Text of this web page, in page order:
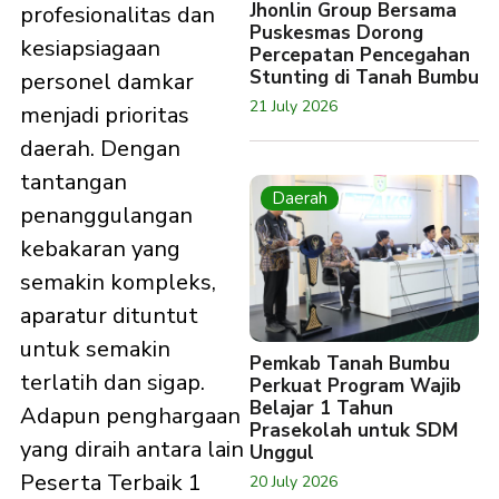
profesionalitas dan
kesiapsiagaan
personel damkar
menjadi prioritas
daerah. Dengan
tantangan
penanggulangan
kebakaran yang
semakin kompleks,
aparatur dituntut
untuk semakin
terlatih dan sigap.
Adapun penghargaan
yang diraih antara lain
Peserta Terbaik 1
Jhonlin Group Bersama
Puskesmas Dorong
Percepatan Pencegahan
Stunting di Tanah Bumbu
21 July 2026
Daerah
Pemkab Tanah Bumbu
Perkuat Program Wajib
Belajar 1 Tahun
Prasekolah untuk SDM
Unggul
20 July 2026